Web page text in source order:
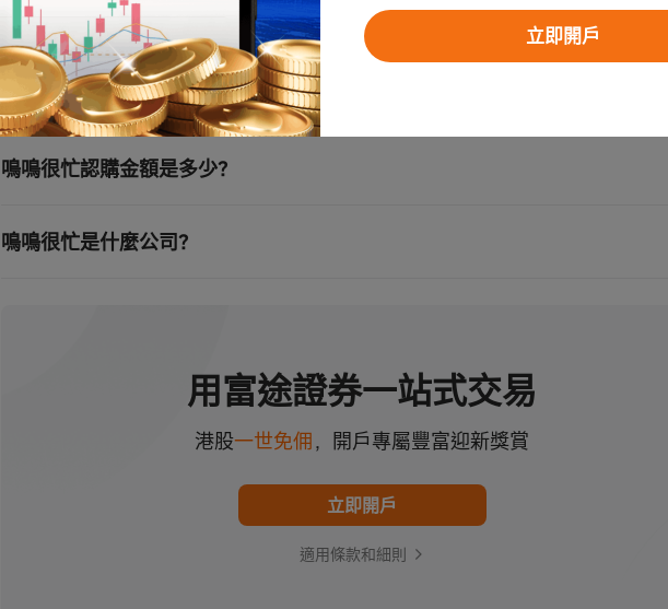
立即開戶
常見問題與解答
鳴鳴很忙幾時上市？
鳴鳴很忙於1月20日至23日公開招股，計劃全球發售約1410.11萬股，預計1月28日上市。
鳴鳴很忙認購金額是多少？
鳴鳴很忙是什麼公司？
用富途證券一站式交易
港股一世免佣，開戶專屬豐富迎新獎賞
立即開戶
適用條款和細則